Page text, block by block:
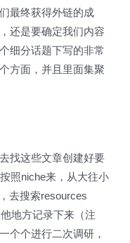
最终获得外链的成
还是要确定我们内容
细分话题下写的非常
方面，并且里面集聚
找这些文章创建好要
照niche来，从大往小
去搜索resources
地方记录下来（注
个个进行二次调研，